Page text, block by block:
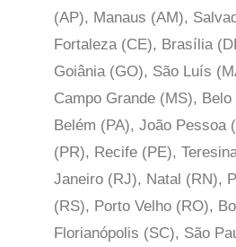
(AP), Manaus (AM),
Fortaleza (CE), Brasília
Goiânia (GO), São Luís
Campo Grande (MS),
Belém (PA), João Pessoa
(PR), Recife (PE),
Janeiro (RJ), Natal (RN),
(RS), Porto Velho (RO),
Florianópolis (SC), São